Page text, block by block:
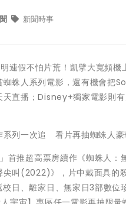
新聞時事
連假不怕片荒！凱擘大寬頻
蛛人系列電影，還有機會把
直播；Disney+獨家電影則
系列一次追 看片再抽蜘蛛人
推超高票房續作《蜘蛛人：
叫(2022)》，片中戴面具的
日、離家日、無家日3部數